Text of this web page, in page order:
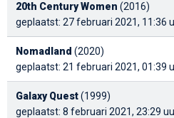
20th Century Women (2016)
geplaatst: 27 februari 2021, 11:36
Nomadland (2020)
geplaatst: 21 februari 2021, 01:39
Galaxy Quest(1999)
geplaatst: 8 februari 2021, 23:29